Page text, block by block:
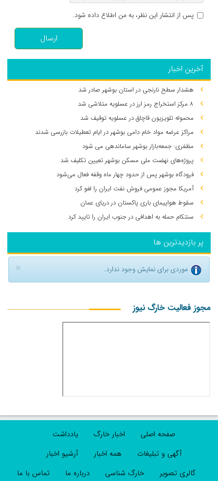
پس از انتشار این نظر، به من اطلاع داده شود.
ارسال
آخرین اخبار
هشدار سطح نارنجی در استان بوشهر صادر شد
۸ مرکز استخراج رمز ارز در عسلویه متلاشی شد
محموله تلویزیون قاچاق در عسلویه توقیف شد
مراکز عرضه مواد خام دامی بوشهر در ایام تعطیلات بازرسی شدند
مظفری: جمعه‌بازار بوشهر ساماندهی می‌ شود
پروژه‌های نهضت ملی مسکن بوشهر تعیین تکلیف شد
فرودگاه بوشهر پس از حدود چهار ماه وقفه فعال می‌شود
آمریکا مجوز عمومی فروش نفت ایران را لغو کرد
سقوط هواپیمای باری پاکستان در دریای عمان
سنتکام حمله به اهدافی در جنوب ایران را تایید کرد
پر بازدیدترین ها
× موردی برای نمایش وجود ندارد.
مجوز فعالیت خارگ نیوز
صفحه اصلی اخبار خارگ
یادداشت
آگهی و تبلیغات
همه اخبار
آرشیو اخبار
گالری تصویر
خارگ شناسی درباره ما تماس با ما